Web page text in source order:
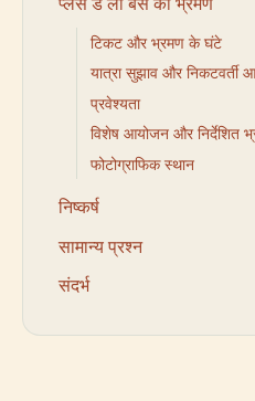
टिकट और भ्रमण के घंटे
यात्रा सुझाव और निकटवर्ती
प्रवेश्यता
विशेष आयोजन और निर्देशित
फोटोग्राफिक स्थान
निष्कर्ष
सामान्य प्रश्न
संदर्भ